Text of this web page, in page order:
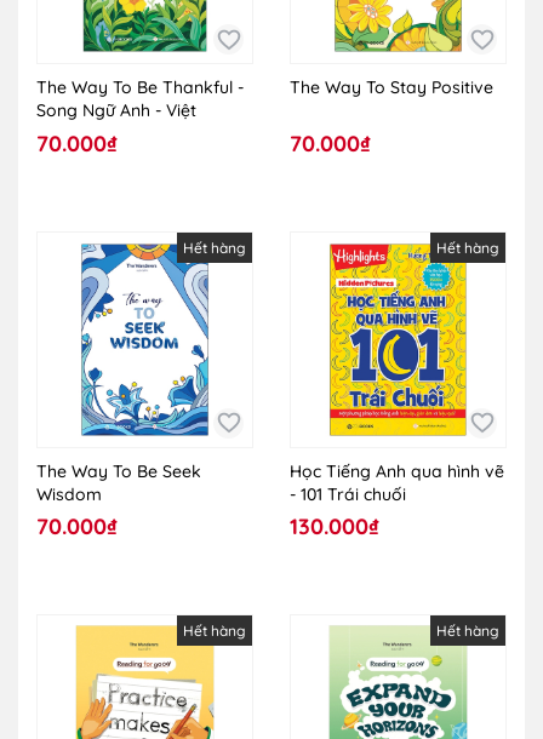
The Way To Be Thankful -
Song Ngữ Anh - Việt
70.000₫
The Way To Stay Positive
70.000₫
Hết hàng
The Way To Be Seek
Wisdom
70.000₫
Hết hàng
Học Tiếng Anh qua hình vẽ
- 101 Trái chuối
130.000₫
Hết hàng Hết hàng